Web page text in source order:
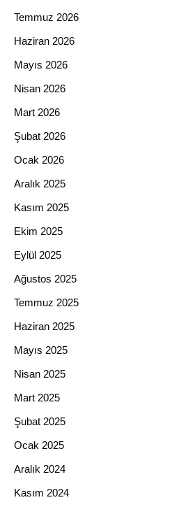
Temmuz 2026
Haziran 2026
Mayıs 2026
Nisan 2026
Mart 2026
Şubat 2026
Ocak 2026
Aralık 2025
Kasım 2025
Ekim 2025
Eylül 2025
Ağustos 2025
Temmuz 2025
Haziran 2025
Mayıs 2025
Nisan 2025
Mart 2025
Şubat 2025
Ocak 2025
Aralık 2024
Kasım 2024